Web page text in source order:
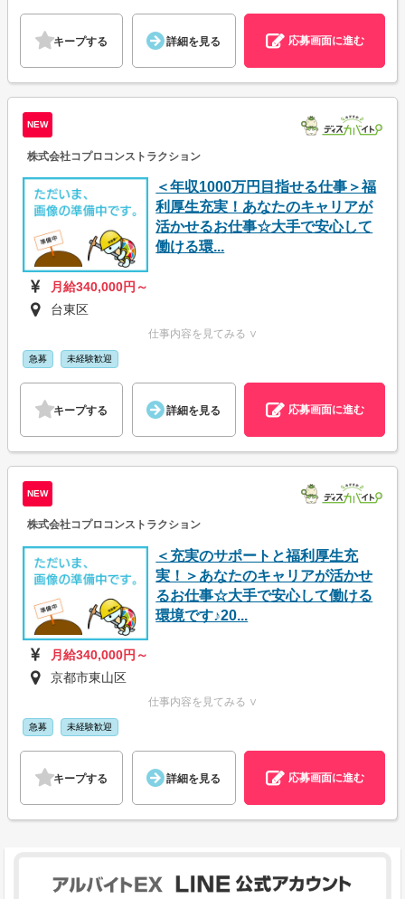
キープする 詳細を見る 応募画面に進む
NEW
株式会社コプロコンストラクション
＜年収1000万円目指せる仕事＞福
利厚生充実！あなたのキャリアが
活かせるお仕事☆大手で安心して
働ける環...
月給340,000円～
台東区
仕事内容を見てみる ∨
急募 未経験歓迎
キープする 詳細を見る 応募画面に進む
NEW
株式会社コプロコンストラクション
＜充実のサポートと福利厚生充
実！＞あなたのキャリアが活かせ
るお仕事☆大手で安心して働ける
環境です♪20...
月給340,000円～
京都市東山区
仕事内容を見てみる ∨
急募 未経験歓迎
キープする 詳細を見る 応募画面に進む